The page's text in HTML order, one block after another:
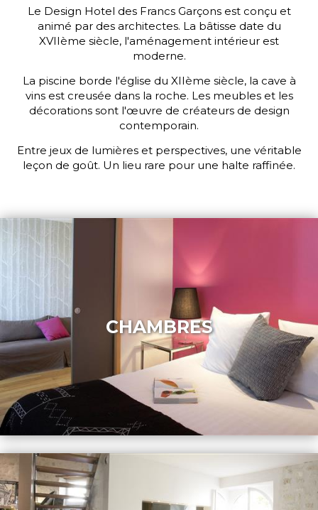
Le Design Hotel des Francs Garçons est conçu et
animé par des architectes. La bâtisse date du
XVIIème siècle, l'aménagement intérieur est
moderne.
La piscine borde l'église du XIIème siècle, la cave à
vins est creusée dans la roche. Les meubles et les
décorations sont l'œuvre de créateurs de design
contemporain.
Entre jeux de lumières et perspectives, une véritable
leçon de goût. Un lieu rare pour une halte raffinée.
CHAMBRES